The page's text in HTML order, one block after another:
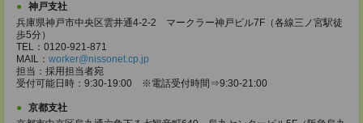
神戸支社
兵庫県神戸市中央区雲井通4-2-2 マークラー神戸ビル7F（各線三ノ宮駅徒
歩5分）
TEL：0120-921-871
MAIL： worker@nissonet.cp.jp
担当：採用担当者宛
受付可能日時：9:30-19:00 ※電話受付時間⇒9:30-21:00
京都支社